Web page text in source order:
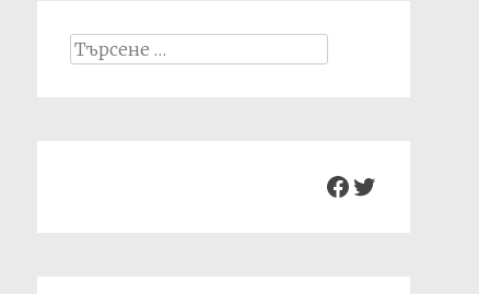
Search
Facebook
Twitter